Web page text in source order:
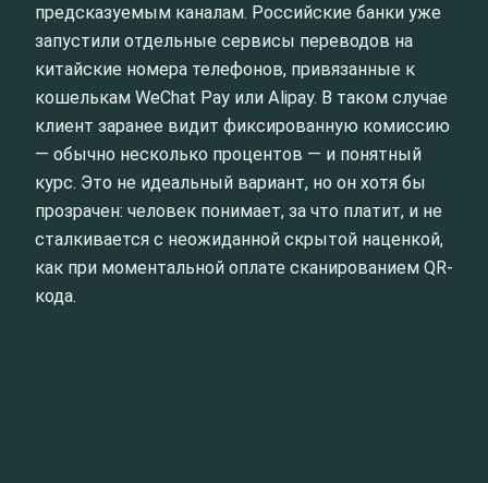
предсказуемым каналам. Российские банки уже
запустили отдельные сервисы переводов на
китайские номера телефонов, привязанные к
кошелькам WeChat Pay или Alipay. В таком случае
клиент заранее видит фиксированную комиссию
— обычно несколько процентов — и понятный
курс. Это не идеальный вариант, но он хотя бы
прозрачен: человек понимает, за что платит, и не
сталкивается с неожиданной скрытой наценкой,
как при моментальной оплате сканированием QR-
кода.